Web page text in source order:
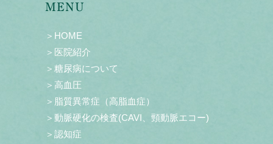
MENU
＞HOME
＞医院紹介
＞糖尿病について
＞高血圧
＞脂質異常症（高脂血症）
＞動脈硬化の検査(CAVI、頸動脈エコー)
＞認知症